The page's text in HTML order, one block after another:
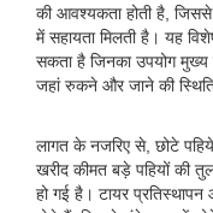
की आवश्यकता होती है,
में सहायता मिलती है। यह
सकता है जिनका उपयोग मुख्य
जहां रुकने और जाने की
लागत के नजरिए से, छोटे
खरीद कीमत बड़े पहियों की
हो गई है। टायर